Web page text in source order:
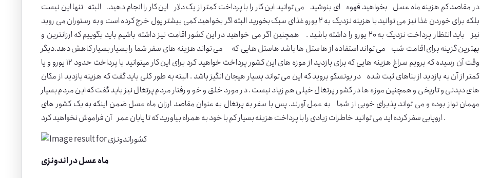
در مقاصد کم هزینه ماه عسل بخواهید قهوه ای بنوشید می توانید این کار را با پرداخت کمتر از یک دلار این کار را انجام دهید. البته تنها این نیست
بلکه برای خوردن غذا نیز می توانید با هزینه نزدیک به ۲ یورو غذای سبک بخورید البته اگر بخواهید کمی بیشتر پول خرج کرده است و به رستوران می روید
نیز باید انتظار پرداخت نزدیک به ۲۰ یورو را داشته باشید . همچنین اگر می خواهید در این کشور اقامت نیز داشته باشیم باید بگوییم که ارزانترین و
بهترین گزینه برای اقامت شب می تواند استفاده از هاستل ها باشد هاستل هایی که می تواند هزینه های سفر شما را بسیار بسیار کاهش دهد.دیگر
وقت آن رسیده که برویم سراغ هزینه هایی که برای بازدید از موزه های این کشور پرداخت خواهید کرد برای این کار میتوانید با پرداخت حدود ۱۲ یورو و یا
کمتر از آن به بازدید از بناهای ثبت شده در یونسکو بروید که این می تواند بسیار هیجان انگیز باشد . البته به طور کلی باید گفت که هزینه بازدید از مکان
های دیدنی و تاریخی و همچنین موزه ها در کشور پرتغال خیلی هم زیاد نیست . در مورد خلق و خو و رفتار مردم پرتغال نیز باید گفت که این مردم بسیار
مهمان نواز بوده و می تواند پذیرای خوبی از شما به عمل آورند. پس با سفر به پرتغال به عنوان مقاصد ارزان ماه عسل ضمن اینکه به یک کشور های
اروپایی سفر کرده اید می توانید خاطرات زیادی را با پرداخت هزینه بسیار کم با خود به همراه بیاورید که تا پایان عمر آن فراموش نخواهید کرد .
ماه عسل در اندونزی